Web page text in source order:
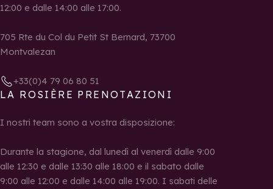
12:00 e dalle 14:00 alle 17:00.
705 Rte du Col du Petit St Bernard, 73700
Montvalezan
+33(0)4 79 06 80 51
LA ROSIÈRE PRENOTAZIONI
I nostri team sono a vostra disposizione:
Durante la stagione, dal lunedì al venerdì dalle 9:00
alle 12:30 e dalle 13:30 alle 18:00 e il sabato dalle
9:00 alle 12:00 e dalle 14:00 alle 19:00. I sabati delle